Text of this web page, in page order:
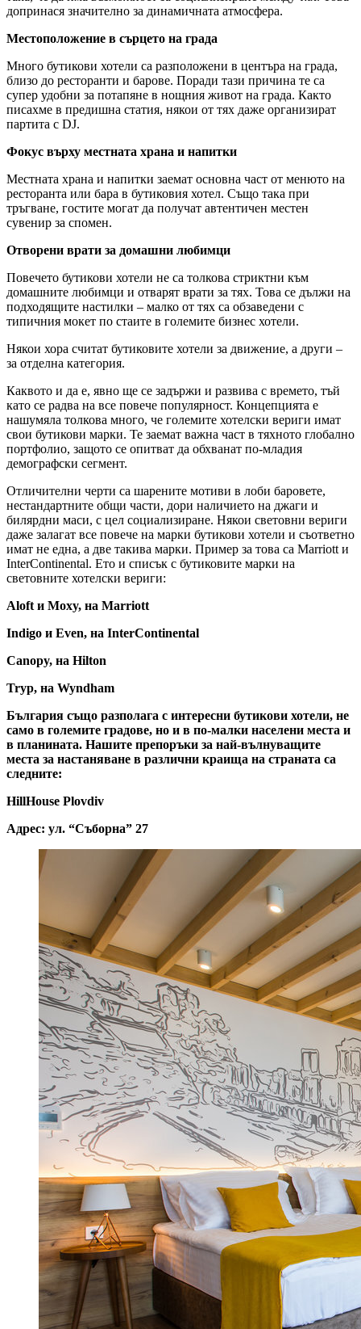
допринася значително за динамичната атмосфера.
Местоположение в сърцето на града
Много бутикови хотели са разположени в центъра на града,
близо до ресторанти и барове. Поради тази причина те са
супер удобни за потапяне в нощния живот на града. Както
писахме в предишна статия, някои от тях даже организират
партита с DJ.
Фокус върху местната храна и напитки
Местната храна и напитки заемат основна част от менюто на
ресторанта или бара в бутиковия хотел. Също така при
тръгване, гостите могат да получат автентичен местен
сувенир за спомен.
Отворени врати за домашни любимци
Повечето бутикови хотели не са толкова стриктни към
домашните любимци и отварят врати за тях. Това се дължи на
подходящите настилки – малко от тях са обзаведени с
типичния мокет по стаите в големите бизнес хотели.
Някои хора считат бутиковите хотели за движение, а други –
за отделна категория.
Каквото и да е, явно ще се задържи и развива с времето, тъй
като се радва на все повече популярност. Концепцията е
нашумяла толкова много, че големите хотелски вериги имат
свои бутикови марки. Те заемат важна част в тяхното глобално
портфолио, защото се опитват да обхванат по-младия
демографски сегмент.
Отличителни черти са шарените мотиви в лоби баровете,
нестандартните общи части, дори наличието на джаги и
билярдни маси, с цел социализиране. Някои световни вериги
даже залагат все повече на марки бутикови хотели и съответно
имат не една, а две такива марки. Пример за това са Marriott и
InterContinental. Ето и списък с бутиковите марки на
световните хотелски вериги:
Aloft и Moxy, на Marriott
Indigo и Even, на InterContinental
Canopy, на Hilton
Tryp, на Wyndham
България също разполага с интересни бутикови хотели, не
само в големите градове, но и в по-малки населени места и
в планината. Нашите препоръки за най-вълнуващите
места за настаняване в различни краища на страната са
следните:
HillHouse Plovdiv
Адрес: ул. “Съборна” 27